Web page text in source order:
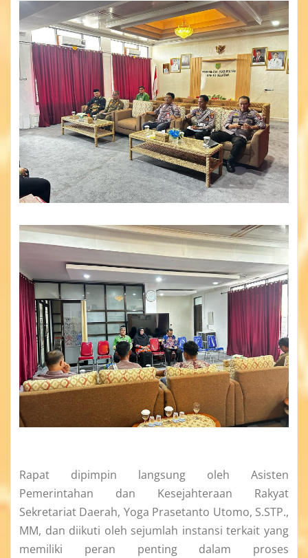
Rapat dipimpin langsung oleh Asisten
Pemerintahan dan Kesejahteraan Rakyat
Sekretariat Daerah, Yoga Prasetanto Utomo, S.STP.,
MM, dan diikuti oleh sejumlah instansi terkait yang
memiliki peran penting dalam proses